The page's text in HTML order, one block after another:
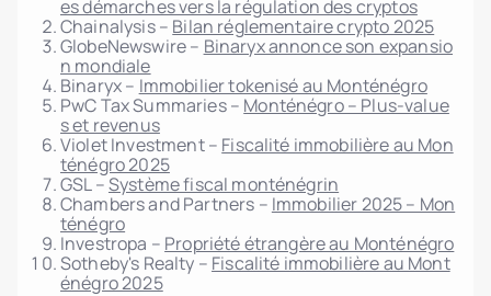
es démarches vers la régulation des cryptos
Chainalysis – Bilan réglementaire crypto 2025
GlobeNewswire – Binaryx annonce son expansio
n mondiale
Binaryx – Immobilier tokenisé au Monténégro
PwC Tax Summaries – Monténégro – Plus-value
s et revenus
Violet Investment – Fiscalité immobilière au Mon
ténégro 2025
GSL –Système fiscal monténégrin
Chambers and Partners – Immobilier 2025 – Mon
ténégro
Investropa – Propriété étrangère au Monténégro
Sotheby's Realty – Fiscalité immobilière au Mont
énégro 2025